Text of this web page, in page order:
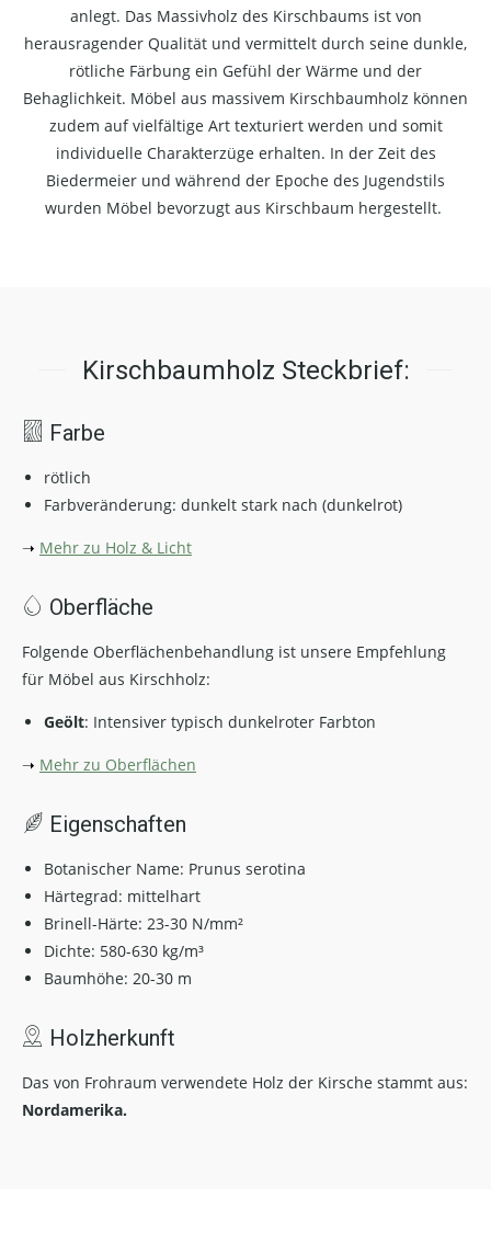
anlegt. Das Massivholz des Kirschbaums ist von
herausragender Qualität und vermittelt durch seine dunkle,
rötliche Färbung ein Gefühl der Wärme und der
Behaglichkeit. Möbel aus massivem Kirschbaumholz können
zudem auf vielfältige Art texturiert werden und somit
individuelle Charakterzüge erhalten. In der Zeit des
Biedermeier und während der Epoche des Jugendstils
wurden Möbel bevorzugt aus Kirschbaum hergestellt.
Kirschbaumholz Steckbrief:
Farbe
rötlich
Farbveränderung: dunkelt stark nach (dunkelrot)
➝ Mehr zu Holz & Licht
Oberfläche
Folgende Oberflächenbehandlung ist unsere Empfehlung
für Möbel aus Kirschholz:
Geölt: Intensiver typisch dunkelroter Farbton
➝ Mehr zu Oberflächen
Eigenschaften
Botanischer Name: Prunus serotina
Härtegrad: mittelhart
Brinell-Härte: 23-30 N/mm²
Dichte: 580-630 kg/m³
Baumhöhe: 20-30 m
Holzherkunft
Das von Frohraum verwendete Holz der Kirsche stammt aus:
Nordamerika.